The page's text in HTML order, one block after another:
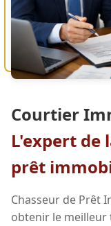
Courtier
L'expert de
prêt
Chasseur de Prêt
obtenir le meilleur